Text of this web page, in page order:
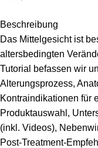
Beschreibung
Das Mittelgesicht ist
altersbedingten
Tutorial befassen wir
Alterungsprozess,
Kontraindikationen für
Produktauswahl,
(inkl. Videos),
Post-Treatment-